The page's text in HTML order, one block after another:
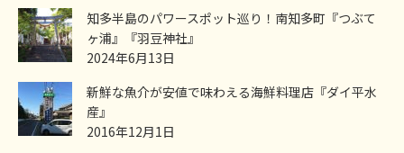
知多半島のパワースポット巡り！南知多町『つぶて
ヶ浦』『羽豆神社』
2024年6月13日
新鮮な魚介が安値で味わえる海鮮料理店『ダイ平水
産』
2016年12月1日